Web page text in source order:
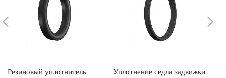
Резиновый уплотнитель
Уплотнение седла задвижки